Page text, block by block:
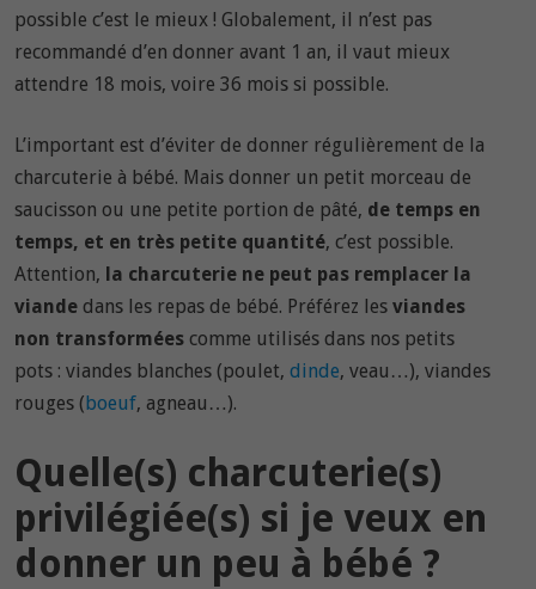
possible c’est le mieux ! Globalement, il n’est pas
recommandé d’en donner avant 1 an, il vaut mieux
attendre 18 mois, voire 36 mois si possible.
L’important est d’éviter de donner régulièrement de la
charcuterie à bébé. Mais donner un petit morceau de
saucisson ou une petite portion de pâté, de temps en
temps, et en très petite quantité, c’est possible.
Attention, la charcuterie ne peut pas remplacer la
viande dans les repas de bébé. Préférez lesviandes
non transforméescomme utilisés dans nos petits
pots : viandes blanches (poulet,dinde, veau…), viandes
rouges (boeuf, agneau…).
Quelle(s) charcuterie(s)
privilégiée(s) si je veux en
donner un peu à bébé ?